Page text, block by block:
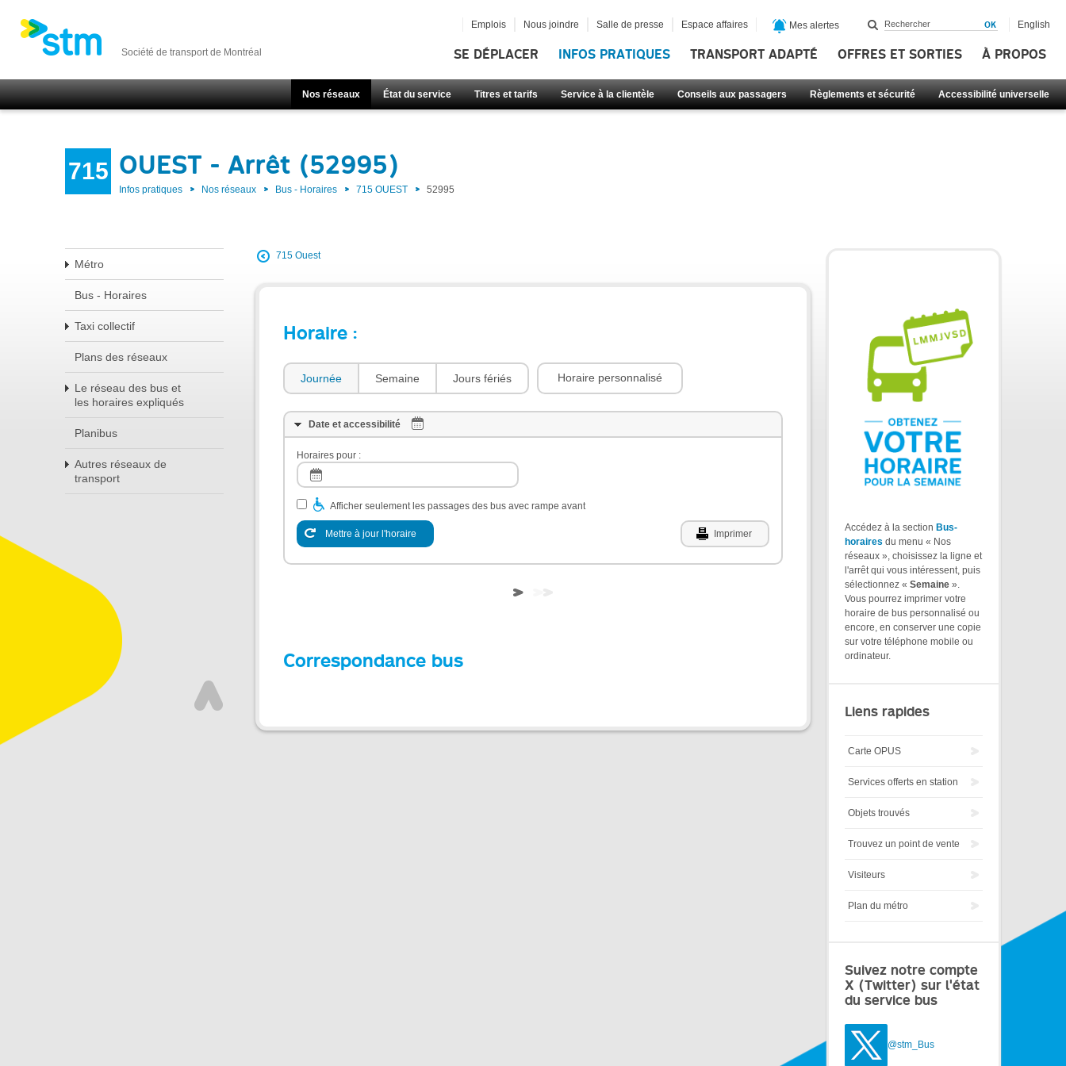
Société de transport de Montréal SE DÉPLACER INFOS PRATIQUES TRANSPORT ADAPTÉ OFFRES ET SORTIES À PROPOS
Nos réseaux État du service Titres et tarifs Service à la clientèle Conseils aux passagers Règlements et sécurité Accessibilité universelle
Emplois Nous joindre Salle de presse Espace affaires Mes alertes English
715 OUEST - Arrêt (52995)
Infos pratiques Nos réseaux Bus - Horaires 715 OUEST 52995
Métro
Bus - Horaires
Taxi collectif
Plans des réseaux
Le réseau des bus et
les horaires expliqués
Planibus
Autres réseaux de
transport
715 Ouest
Horaire :
Journée Semaine Jours fériés Horaire personnalisé
Date et accessibilité
Horaires pour :
Afficher seulement les passages des bus avec rampe avant
Mettre à jour l'horaire Imprimer
Correspondance bus
Accédez à la section Bus-
horaires du menu « Nos
réseaux », choisissez la ligne et
l'arrêt qui vous intéressent, puis
sélectionnez « Semaine ».
Vous pourrez imprimer votre
horaire de bus personnalisé ou
encore, en conserver une copie
sur votre téléphone mobile ou
ordinateur.
Liens rapides
Carte OPUS
Services offerts en station
Objets trouvés
Trouvez un point de vente
Visiteurs
Plan du métro
Suivez notre compte
X (Twitter) sur l'état
du service bus
@stm_Bus